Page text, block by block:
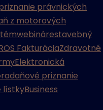
právnických
z motorových
webinárestavebný
FakturáciaZdravotné
Elektronická
daňové priznanie
lístkyBusiness